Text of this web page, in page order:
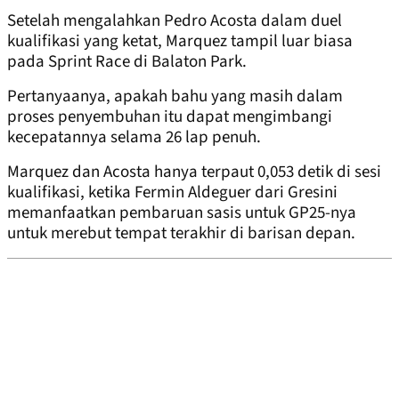
Setelah mengalahkan Pedro Acosta dalam duel
kualifikasi yang ketat, Marquez tampil luar biasa
pada Sprint Race di Balaton Park.
Pertanyaanya, apakah bahu yang masih dalam
proses penyembuhan itu dapat mengimbangi
kecepatannya selama 26 lap penuh.
Marquez dan Acosta hanya terpaut 0,053 detik di sesi
kualifikasi, ketika Fermin Aldeguer dari Gresini
memanfaatkan pembaruan sasis untuk GP25-nya
untuk merebut tempat terakhir di barisan depan.